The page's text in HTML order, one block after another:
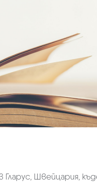
Гларус, Швейцария,